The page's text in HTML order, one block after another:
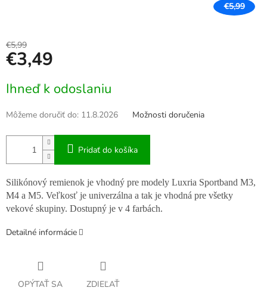
€5,99
€5,99
€3,49
cena:
Ihneď k odoslaniu
Môžeme doručiť do: 11.8.2026 Možnosti doručenia
Pridať do košíka
Silikónový remienok je vhodný pre modely Luxria Sportband M3,
M4 a M5. Veľkosť je univerzálna a tak je vhodná pre všetky
vekové skupiny. Dostupný je v 4 farbách.
Detailné informácie
OPÝTAŤ SA ZDIEĽAŤ